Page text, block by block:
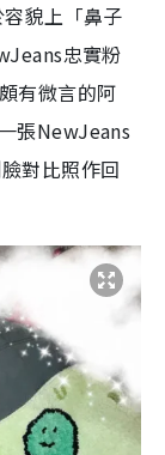
貌上「鼻子
忠實粉
有微言的阿
張NewJeans
對比照作回